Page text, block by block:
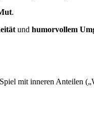
.
und humorvollem
mit inneren Anteilen